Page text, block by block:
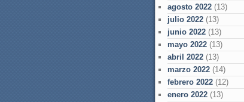
agosto 2022 (13)
julio 2022 (13)
junio 2022 (13)
mayo 2022 (13)
abril 2022 (13)
marzo 2022 (14)
febrero 2022 (12)
enero 2022 (13)